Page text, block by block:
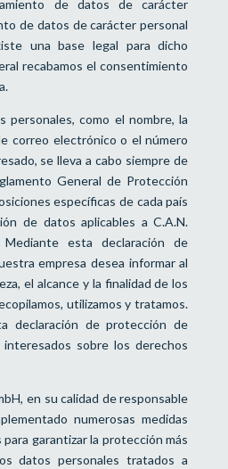
de datos de carácter
de datos de carácter personal
una base legal para dicho
recabamos el consentimiento
personales, como el nombre, la
correo electrónico o el número
se lleva a cabo siempre de
General de Protección
específicas de cada país
de datos aplicables a C.A.N.
esta declaración de
empresa desea informar al
el alcance y la finalidad de los
utilizamos y tratamos.
declaración de protección de
sobre los derechos
en su calidad de responsable
numerosas medidas
garantizar la protección más
datos personales tratados a